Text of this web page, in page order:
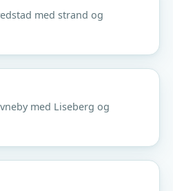
med strand og
med Liseberg og